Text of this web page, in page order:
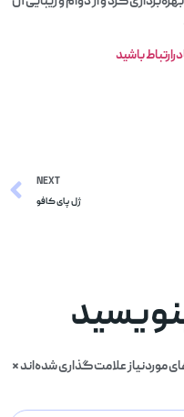
باشید
NEXT
ژل پای کافو
موردنیاز علامت‌گذاری شده‌اند*